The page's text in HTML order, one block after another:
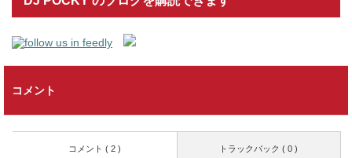
コメント
トラックバック ( 0 )
コメント ( 2 )